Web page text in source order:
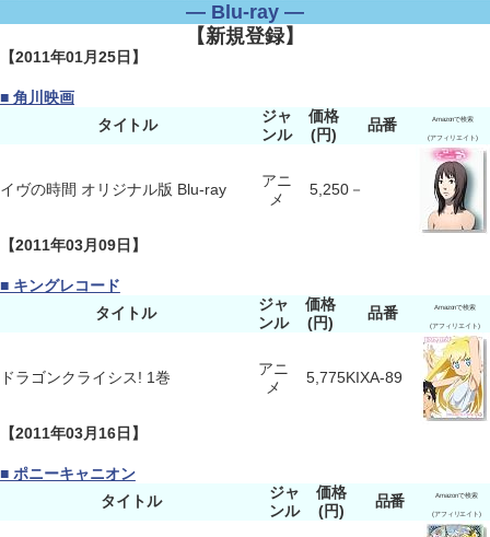
― Blu-ray ―
【新規登録】
【2011年01月25日】
■ 角川映画
タイトル
ジャ
ンル
価格
(円)
品番 Amazonで検索
(アフィリエイト)
イヴの時間 オリジナル版 Blu-ray
アニ
メ
5,250 －
【2011年03月09日】
■ キングレコード
タイトル
ジャ
ンル
価格
(円)
品番 Amazonで検索
(アフィリエイト)
ドラゴンクライシス! 1巻
アニ
メ
5,775KIXA-89
【2011年03月16日】
■ ポニーキャニオン
タイトル
ジャ
ンル
価格
(円)
品番 Amazonで検索
(アフィリエイト)